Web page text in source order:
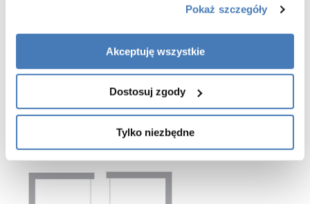
Pokaż szczegóły
Akceptuję wszystkie
Dostosuj zgody
Tylko niezbędne
Możliwość montażu bezpośrednio na posadzce lub na brodziku